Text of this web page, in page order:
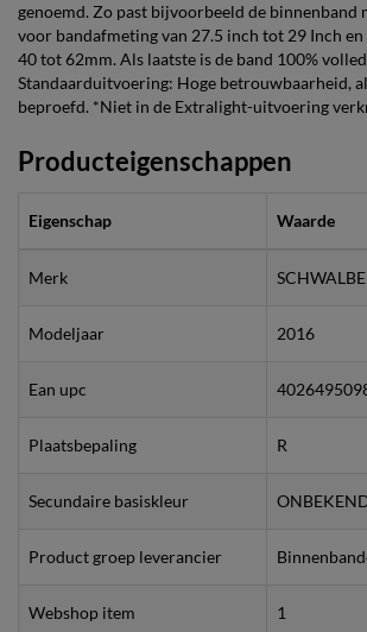
genoemd. Zo past bijvoorbeeld de binnenband
voor bandafmeting van 27.5 inch tot 29 Inch
40 tot 62mm. Als laatste is de band 100%
Standaarduitvoering: Hoge betrouwbaarheid,
beproefd. *Niet in de Extralight-uitvoering
Producteigenschappen
Eigenschap Waarde
Merk SCHWALBE
Modeljaar 2016
Ean upc
Plaatsbepaling R
Secundaire basiskleur
Product groep leverancier
Webshop item 1